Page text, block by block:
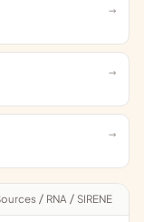
Sources / RNA / SIRENE